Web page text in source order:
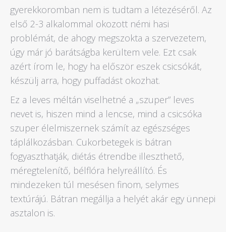
gyerekkoromban nem is tudtam a létezéséről. Az
első 2-3 alkalommal okozott némi hasi
problémát, de ahogy megszokta a szervezetem,
úgy már jó barátságba kerültem vele. Ezt csak
azért írom le, hogy ha először eszek csicsókát,
készülj arra, hogy puffadást okozhat.
Ez a leves méltán viselhetné a „szuper” leves
nevet is, hiszen mind a lencse, mind a csicsóka
szuper élelmiszernek számít az egészséges
táplálkozásban. Cukorbetegek is bátran
fogyaszthatják, diétás étrendbe illeszthető,
méregtelenítő, bélflóra helyreállító. És
mindezeken túl mesésen finom, selymes
textúrájú. Bátran megállja a helyét akár egy ünnepi
asztalon is.